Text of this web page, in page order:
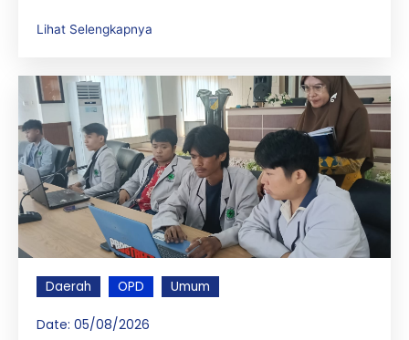
Lihat Selengkapnya
Daerah OPD Umum
Date: 05/08/2026